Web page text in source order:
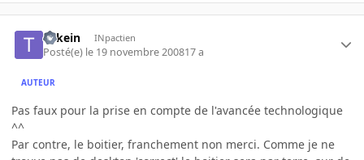
Tokein INpactien
Posté(e) le 19 novembre 200817 a
AUTEUR
Pas faux pour la prise en compte de l'avancée technologique
^^
Par contre, le boitier, franchement non merci. Comme je ne